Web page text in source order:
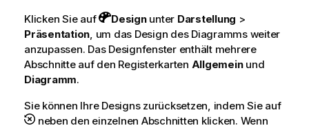
Klicken Sie auf
Designunter Darstellung >
Präsentation , um das Design des Diagramms weiter
anzupassen. Das Designfenster enthält mehrere
Abschnitte auf den Registerkarten Allgemeinund
Diagramm.
Sie können Ihre Designs zurücksetzen, indem Sie auf
neben den einzelnen Abschnitten klicken. Wenn